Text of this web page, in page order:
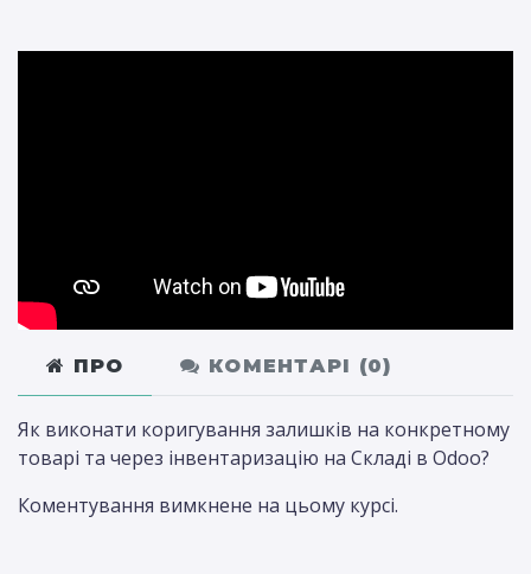
ПРО КОМЕНТАРІ (0)
Як виконати коригування залишків на конкретному
товарі та через інвентаризацію на Складі в Odoo?
Коментування вимкнене на цьому курсі.